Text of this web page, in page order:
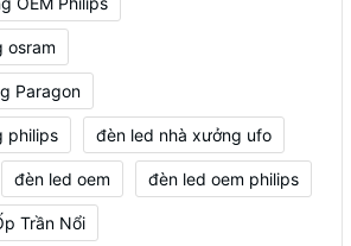
osram
Paragon
philips đèn led nhà xưởng ufo
đèn led oem đèn led oem philips
Trần Nổi